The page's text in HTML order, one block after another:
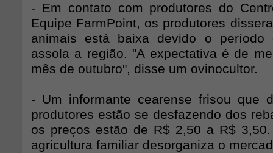
- Em contato com produtores do
Equipe FarmPoint, os produtores
animais está baixa devido o período
assola a região. "A expectativa é de
mês de outubro", disse um ovinocultor.
- Um informante cearense frisou que
produtores estão se desfazendo dos
os preços estão de R$ 2,50 a R$
agricultura familiar desorganiza o